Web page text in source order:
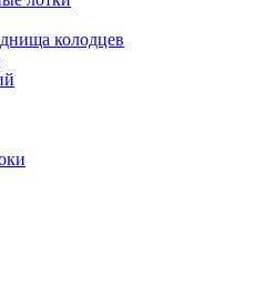
колодцев